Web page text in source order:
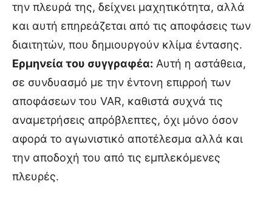
την πλευρά της, δείχνει μαχητικότητα, αλλά
και αυτή επηρεάζεται από τις αποφάσεις των
διαιτητών, που δημιουργούν κλίμα έντασης.
Ερμηνεία του συγγραφέα: Αυτή η αστάθεια,
σε συνδυασμό με την έντονη επιρροή των
αποφάσεων του VAR, καθιστά συχνά τις
αναμετρήσεις απρόβλεπτες, όχι μόνο όσον
αφορά το αγωνιστικό αποτέλεσμα αλλά και
την αποδοχή του από τις εμπλεκόμενες
πλευρές.